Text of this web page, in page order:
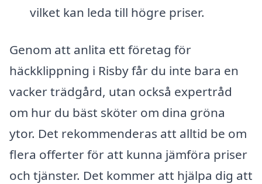
vilket kan leda till högre priser.
Genom att anlita ett företag för
häckklippning i Risby får du inte bara en
vacker trädgård, utan också expertråd
om hur du bäst sköter om dina gröna
ytor. Det rekommenderas att alltid be om
flera offerter för att kunna jämföra priser
och tjänster. Det kommer att hjälpa dig att